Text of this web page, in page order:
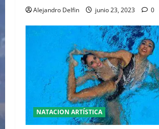
Alejandro Delfin junio 23, 2023 0
NATACION ARTÍSTICA